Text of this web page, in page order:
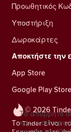
© 2026
Το Tinder είναι
Προωθητικός
Υποστήριξη
Δωροκάρτες
Αποκτήστε
App Store
Google Play Store
Το απόρρητό
και οι